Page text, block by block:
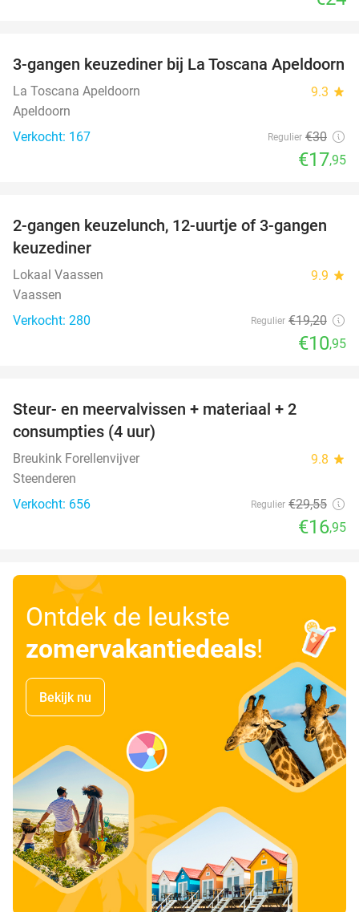
40%
3-gangen keuzediner bij La Toscana Apeldoorn
La Toscana Apeldoorn 9.3 star
Apeldoorn
Verkocht: 167
Regulier €30
€17,95
43%
2-gangen keuzelunch, 12-uurtje of 3-gangen
keuzediner
Lokaal Vaassen 9.9 star
Vaassen
Verkocht: 280
Regulier €19,20
€10,95
Steur- en meervalvissen + materiaal + 2
consumpties (4 uur)
Breukink Forellenvijver 9.8 star
Steenderen
Verkocht: 656
Regulier €29,55
€16,95
Ontdek de leukste
zomervakantiedeals!
Bekijk nu